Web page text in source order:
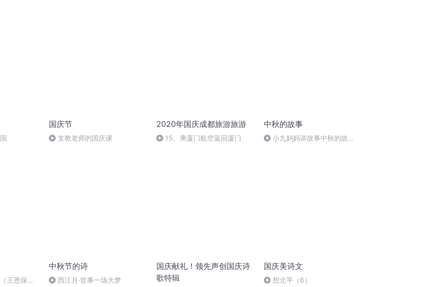
国庆节
支教老师的国庆课
2020年国庆成都旅游旅游
15、乘厦门航空返回厦门
中秋的故事
小九妈妈讲故事中秋的故
王恩保吟
中秋节的诗
西江月·世事一场大梦
国庆献礼！领先声创国庆诗
歌特辑
国庆美诗文
想北平（6）